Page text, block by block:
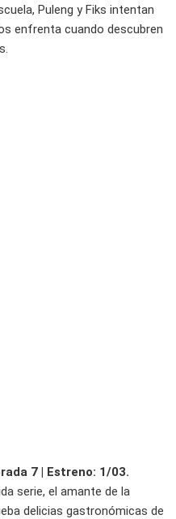
Puleng y Fiks intentan
enfrenta cuando descubren
7 | Estreno: 1/03.
serie, el amante de la
delicias gastronómicas de